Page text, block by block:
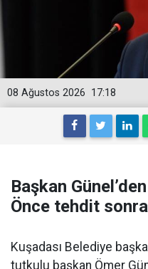
17:18
08 Ağustos 2026
Başkan
Önce tehdit
Kuşadası Belediye
tutkulu başkan Ömer